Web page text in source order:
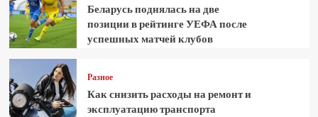
Беларусь поднялась на две
позиции в рейтинге УЕФА после
успешных матчей клубов
Разное
Как снизить расходы на ремонт и
эксплуатацию транспорта